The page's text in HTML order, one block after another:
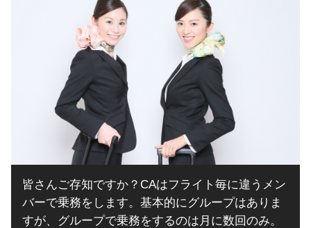
皆さんご存知ですか？CAはフライト毎に違うメン
バーで乗務をします。基本的にグループはありま
すが、グループで乗務をするのは月に数回のみ。